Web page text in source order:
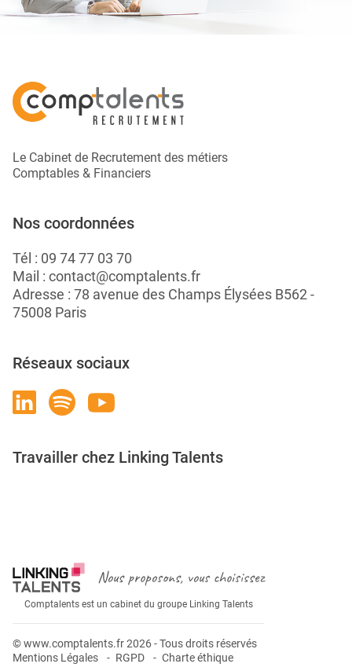
Le Cabinet de Recrutement des métiers
Comptables & Financiers
Nos coordonnées
Tél : 09 74 77 03 70
Mail : contact@comptalents.fr
Adresse : 78 avenue des Champs Élysées B562 -
75008 Paris
Réseaux sociaux
Travailler chez Linking Talents
Nous proposons, vous choisissez
Comptalents est un cabinet du groupe Linking Talents
© www.comptalents.fr 2026 - Tous droits réservés
Mentions Légales
RGPD Charte éthique